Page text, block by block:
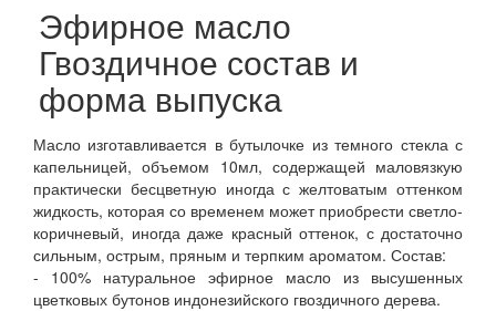
Эфирное масло
Гвоздичное состав и
форма выпуска
Масло изготавливается в бутылочке из темного стекла с
капельницей, объемом 10мл, содержащей маловязкую
практически бесцветную иногда с желтоватым оттенком
жидкость, которая со временем может приобрести светло-
коричневый, иногда даже красный оттенок, с достаточно
сильным, острым, пряным и терпким ароматом. Состав:
- 100% натуральное эфирное масло из высушенных
цветковых бутонов индонезийского гвоздичного дерева.